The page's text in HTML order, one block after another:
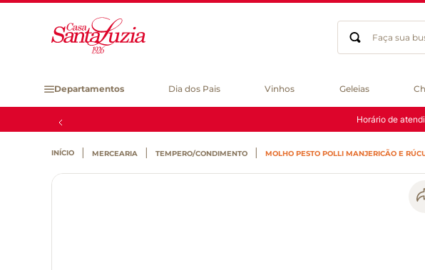
Faça sua busca
Departamentos Dia dos Pais Vinhos Geleias
MERCEARIA TEMPERO/CONDIMENTO MOLHO PESTO POLLI MANJERICÃO E
gluten
chá